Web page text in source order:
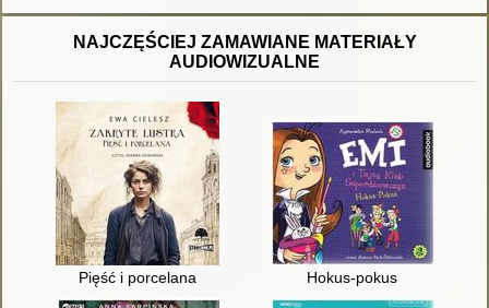
NAJCZĘŚCIEJ ZAMAWIANE MATERIAŁY
AUDIOWIZUALNE
Pięść i porcelana Hokus-pokus